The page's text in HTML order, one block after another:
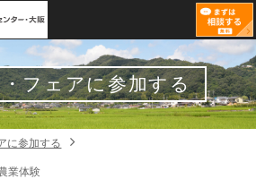
フェアに参加する
に参加する
業体験